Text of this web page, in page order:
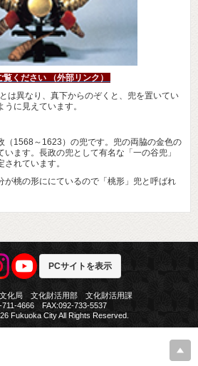
ください （外部リンク）
は異なり、真下からのぞくと、兜を置いてい
に見えています。
（1568～1623）の兜です。兜の両脇の金色の
ます。長政の兜として有名な「一の谷兜」
れています。
が桃の形ににているので「桃形」兜と呼ばれ
PCサイトを表示
文化局 文化財活用部 文化財活用課
711-4666 FAX:092-733-5537
Fukuoka City All Rights Reserved.